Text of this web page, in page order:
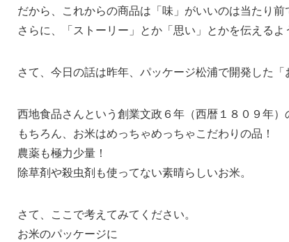
だから、これからの商品は「味」がいいのは当たり前
さらに、「ストーリー」とか「思い」とかを伝えるよ
さて、今日の話は昨年、パッケージ松浦で開発した「
西地食品さんという創業文政６年（西暦１８０９年）
もちろん、お米はめっちゃめっちゃこだわりの品！
農薬も極力少量！
除草剤や殺虫剤も使ってない素晴らしいお米。
さて、ここで考えてみてください。
お米のパッケージに